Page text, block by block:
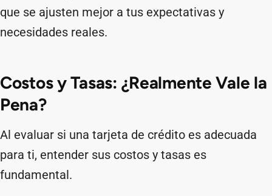
que se ajusten mejor a tus expectativas y
necesidades reales.
Costos y Tasas: ¿Realmente Vale la
Pena?
Al evaluar si una tarjeta de crédito es adecuada
para ti, entender sus costos y tasas es
fundamental.